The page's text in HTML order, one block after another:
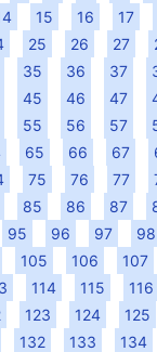
15 16
17
25 26 27
35 36 37
45 46 47
55 56 57
65 66 67
75 76 77
85 86 87
95 96 97
98
105 106
107
114 115
116
123 124
125
132 133
134